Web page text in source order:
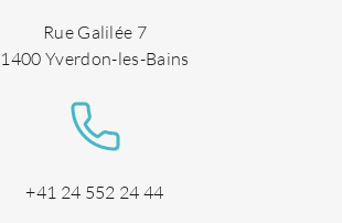
Rue Galilée 7
1400 Yverdon-les-Bains
+41 24 552 24 44